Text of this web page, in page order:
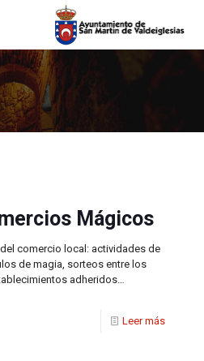
Mágicos
comercio local: actividades de
de magia, sorteos entre los
adheridos…
Leer más